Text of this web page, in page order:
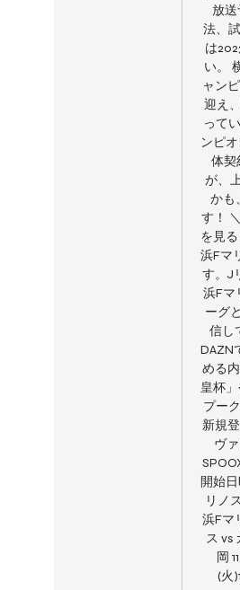
放
法、
は
い。
ャン
迎え
って
ンピ
体契
が、
かも
す！
を見
浜Fマ
す。J
浜Fマ
ーグ
信し
DAZN
める
皇杯
プー
新規
ヴ
開始
リノ
浜Fマ
ス vs
岡
(火